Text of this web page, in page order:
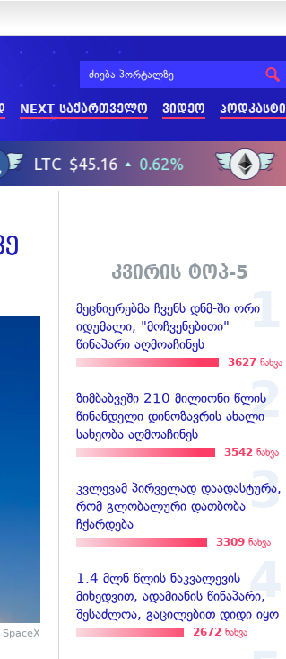
NEXT საქართველო ვიდეო პოდკასტი
კვირის ტოპ-5
მეცნიერებმა ჩვენს დნმ-ში ორი
იდუმალი, "მოჩვენებითი"
წინაპარი აღმოაჩინეს
3627 ნახვა
ზიმბაბვეში 210 მილიონი წლის
წინანდელი დინოზავრის ახალი
სახეობა აღმოაჩინეს
3542 ნახვა
კვლევამ პირველად დაადასტურა,
რომ გლობალური დათბობა
ჩქარდება
3309 ნახვა
1.4 მლნ წლის ნაკვალევის
მიხედვით, ადამიანის წინაპარი,
შესაძლოა, გაცილებით დიდი იყო
2672 ნახვა